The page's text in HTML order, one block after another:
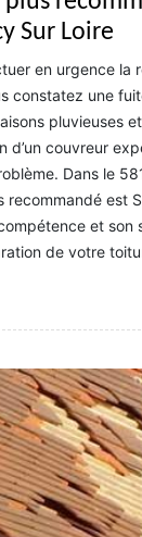
Sur Loire
en urgence la
constatez une
pluvieuses
d’un couvreur
Dans le
recommandé est
et son
de votre